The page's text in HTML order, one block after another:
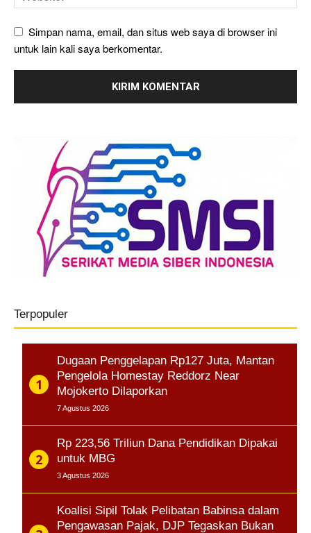
Simpan nama, email, dan situs web saya di browser ini
untuk lain kali saya berkomentar.
Terpopuler
Dugaan Penggelapan Rp127 Juta, Mantan
Pengelola Homestay Reddorz Near
Mojokerto Dilaporkan
7 Agustus 2026
Rp 223,56 Triliun Dana Pendidikan Dipakai
untuk MBG
3 Agustus 2026
Koalisi Sipil Tolak Pelibatan Babinsa dalam
Pengawasan Pajak, DJP Tegaskan Bukan